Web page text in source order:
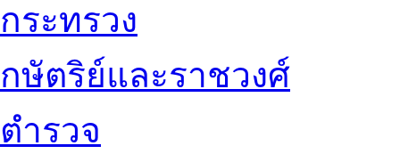
กระทรวง
กษัตริย์และราชวงศ์
ตำรวจ